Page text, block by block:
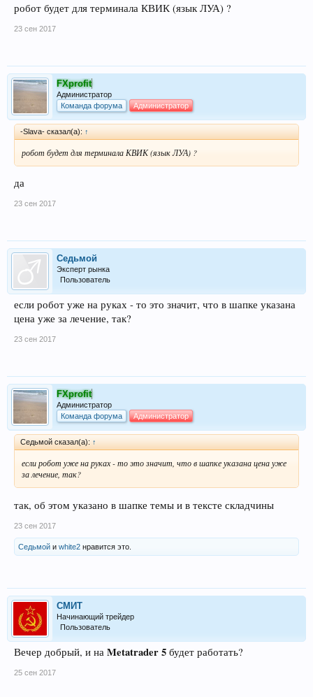
робот будет для терминала КВИК (язык ЛУА) ?
23 сен 2017
FXprofit
Администратор
Команда форума
Администратор
-Slava- сказал(а): ↑
робот будет для терминала КВИК (язык ЛУА) ?
да
23 сен 2017
Седьмой
Эксперт рынка
Пользователь
если робот уже на руках - то это значит, что в шапке указана
цена уже за лечение, так?
23 сен 2017
FXprofit
Администратор
Команда форума
Администратор
Седьмой сказал(а): ↑
если робот уже на руках - то это значит, что в шапке указана цена уже
за лечение, так?
так, об этом указано в шапке темы и в тексте складчины
23 сен 2017
Седьмой и white2 нравится это.
СМИТ
Начинающий трейдер
Пользователь
Вечер добрый, и на Metatrader 5 будет работать?
25 сен 2017